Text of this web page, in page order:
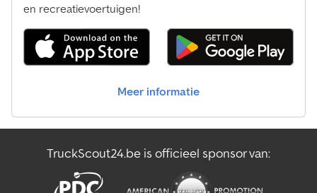
voorbehouden!
en recreatievoertuigen!
Meer informatie
TruckScout24.be is officieel sponsor van: